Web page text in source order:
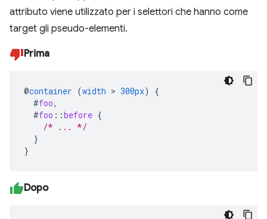
attributo viene utilizzato per i selettori che hanno come
target gli pseudo-elementi.
Prima
@container (width > 300px)
{
#foo,
#foo ::before {
/* ... */
}
}
Dopo